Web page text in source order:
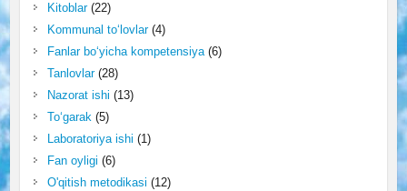
Kitoblar(22)
Kommunal to‘lovlar(4)
Fanlar bo‘yicha kompetensiya(6)
Tanlovlar(28)
Nazorat ishi (13)
To‘garak(5)
Laboratoriya ishi (1)
Fan oyligi (6)
O'qitish metodikasi (12)